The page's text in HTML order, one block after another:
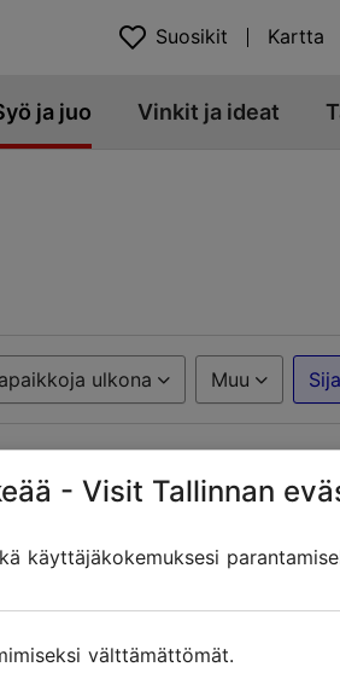
Suosikit Kartta
ja juo Vinkit ja ideat
ulkona Muu
- Visit Tallinnan
käyttäjäkokemuksesi
välttämättömät.